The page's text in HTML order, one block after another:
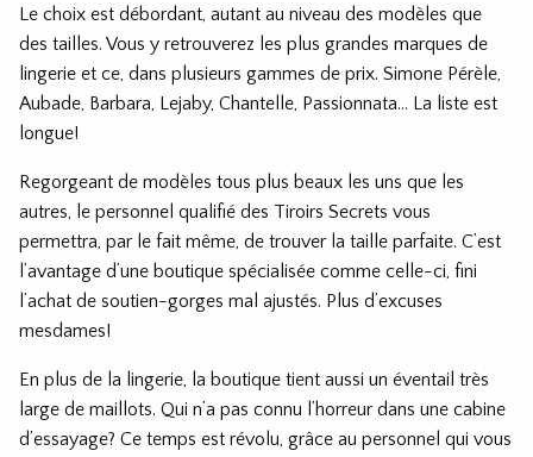
Le choix est débordant, autant au niveau des modèles que
des tailles. Vous y retrouverez les plus grandes marques de
lingerie et ce, dans plusieurs gammes de prix. Simone Pérèle,
Aubade, Barbara, Lejaby, Chantelle, Passionnata… La liste est
longue!
Regorgeant de modèles tous plus beaux les uns que les
autres, le personnel qualifié des Tiroirs Secrets vous
permettra, par le fait même, de trouver la taille parfaite. C’est
l’avantage d’une boutique spécialisée comme celle-ci, fini
l’achat de soutien-gorges mal ajustés. Plus d’excuses
mesdames!
En plus de la lingerie, la boutique tient aussi un éventail très
large de maillots. Qui n’a pas connu l’horreur dans une cabine
d’essayage? Ce temps est révolu, grâce au personnel qui vous